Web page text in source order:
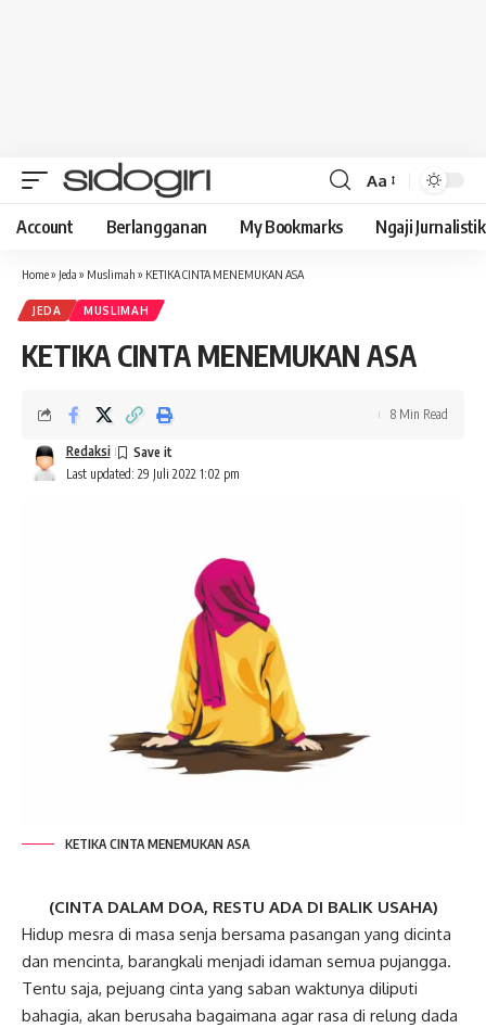
Font
Resizer
Aa
Account Berlangganan My Bookmarks Ngaji Jurnalistik
Home» Jeda » Muslimah » KETIKA CINTA MENEMUKAN ASA
JEDA MUSLIMAH
KETIKA CINTA MENEMUKAN ASA
Last updated: 29 Juli 2022 1:02 pm
Redaksi
8 Min Read
KETIKA CINTA MENEMUKAN ASA
(CINTA DALAM DOA, RESTU ADA DI BALIK USAHA)
Hidup mesra di masa senja bersama pasangan yang dicinta
dan mencinta, barangkali menjadi idaman semua pujangga.
Tentu saja, pejuang cinta yang saban waktunya diliputi
bahagia, akan berusaha bagaimana agar rasa di relung dada